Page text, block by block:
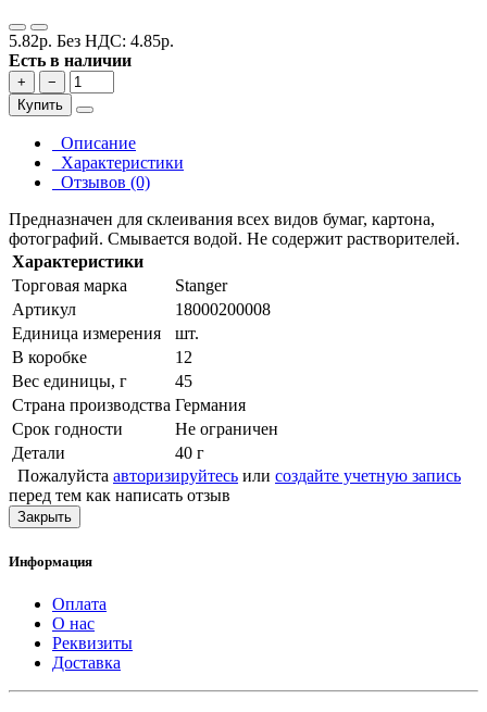
5.82р. Без НДС: 4.85р.
Есть в наличии
+
−
Купить
Описание
Характеристики
Отзывов (0)
Предназначен для склеивания всех видов бумаг, картона,
фотографий. Смывается водой. Не содержит растворителей.
Характеристики
Торговая марка
Stanger
Артикул
18000200008
Единица измерения
шт.
В коробке
12
Вес единицы, г
45
Страна производства Германия
Срок годности
Не ограничен
Детали
40 г
Пожалуйста авторизируйтесь или создайте учетную запись
перед тем как написать отзыв
Закрыть
Информация
Оплата
О нас
Реквизиты
Доставка